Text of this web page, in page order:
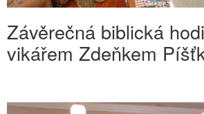
Závěrečná biblická
vikářem Zdeňkem